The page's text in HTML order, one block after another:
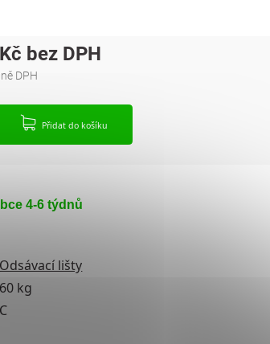
4-6 týdnů
DPH
Přidat do košíku
Odsávací lišty
60 kg
C